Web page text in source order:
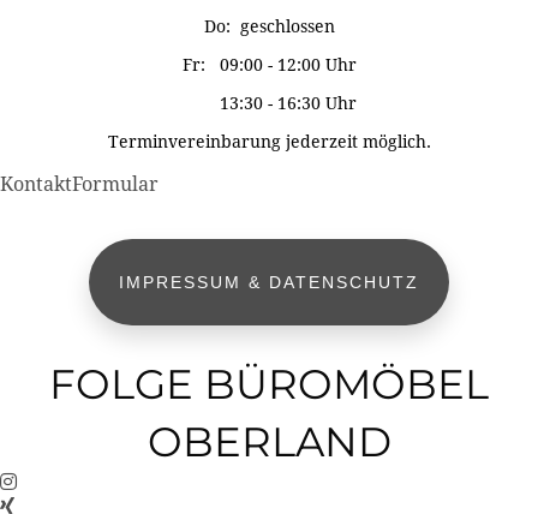
Do: geschlossen
Fr: 09:00 - 12:00 Uhr
13:30 - 16:30 Uhr
Terminvereinbarung jederzeit möglich.
KontaktFormular
IMPRESSUM & DATENSCHUTZ
FOLGE BÜROMÖBEL
OBERLAND